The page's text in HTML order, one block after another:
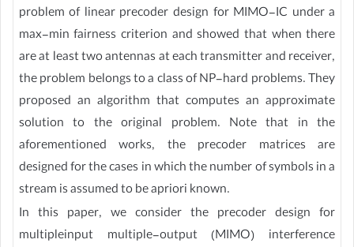
problem of linear precoder design for MIMO-IC under a
max-min fairness criterion and showed that when there
are at least two antennas at each transmitter and receiver,
the problem belongs to a class of NP-hard problems. They
proposed an algorithm that computes an approximate
solution to the original problem. Note that in the
aforementioned works, the precoder matrices are
designed for the cases in which the number of symbols in a
stream is assumed to be apriori known.
In this paper, we consider the precoder design for
multipleinput multiple-output (MIMO) interference